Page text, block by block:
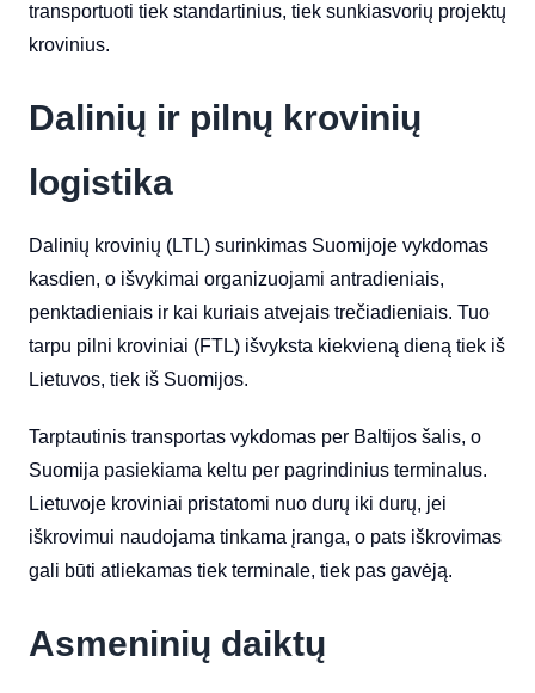
transportuoti tiek standartinius, tiek sunkiasvorių projektų
krovinius.
Dalinių ir pilnų krovinių
logistika
Dalinių krovinių (LTL) surinkimas Suomijoje vykdomas
kasdien, o išvykimai organizuojami antradieniais,
penktadieniais ir kai kuriais atvejais trečiadieniais. Tuo
tarpu pilni kroviniai (FTL) išvyksta kiekvieną dieną tiek iš
Lietuvos, tiek iš Suomijos.
Tarptautinis transportas vykdomas per Baltijos šalis, o
Suomija pasiekiama keltu per pagrindinius terminalus.
Lietuvoje kroviniai pristatomi nuo durų iki durų, jei
iškrovimui naudojama tinkama įranga, o pats iškrovimas
gali būti atliekamas tiek terminale, tiek pas gavėją.
Asmeninių daiktų